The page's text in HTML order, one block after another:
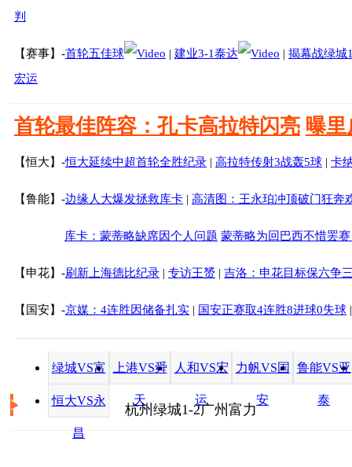
河南建业3-1天津泰达
广州恒大2-1石家庄永
3月13日 辽宁宏运VS山东鲁能
聊球
判
【赛事】-首轮五佳球 | 建业3-1泰达 | 揭幕战绿城
宏运
首轮最佳阵容：孔卡高拉特闪亮 曝
【恒大】-恒大延续中超首轮全胜纪录 | 高拉特传射3战轰5球 | 卡
【鲁能】-边缘人大爆发拯救库卡 | 高清图：王永珀冲顶破门狂奔
库卡：蒙蒂略缺席因个人问题 蒙蒂略为回巴西不惜罢
【申花】-刷新上海德比纪录 | 专访王赟 | 吉洛：申花目标保六争
【国安】-京媒：4连胜因储备扎实 | 国安正赛取4连胜8进球0失球
绿城VS富
力
上港VS舜
天
人和VS宏
运
力帆VS国
安
鲁能VS亚
泰
恒大VS永
昌
杭州绿城1-2广州富力